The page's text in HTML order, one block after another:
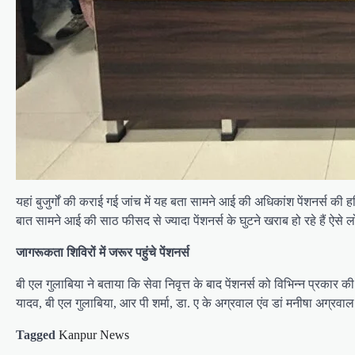
यहां बुजुर्गों की कराई गई जांच में यह बता सामने आई की अधिकांश पेंशनर्स
बात सामने आई की साठ फीसद से ज्यादा पेंशनर्स के घुटने खराब हो रहे हैं
जागरूकता शिविरों में जरूर पहुंचे पेंशनर्स
बी एल गुलाबिया ने बताया कि सेवा निवृत्त के बाद पेंशनर्स को विभिन्न
यादव, बी एल गुलाबिया, आर पी शर्मा, डा. ए के अग्रवाल एंव डां मनीषा
Tagged Kanpur News